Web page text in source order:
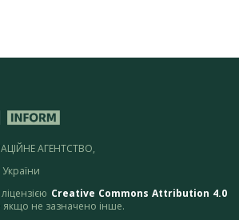
АГЕНТСТВО,
Creative Commons Attribution 4.0
якщо не зазначено інше.